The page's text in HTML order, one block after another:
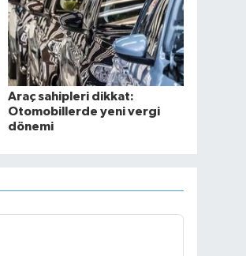
Araç sahipleri dikkat:
Otomobillerde yeni vergi
dönemi